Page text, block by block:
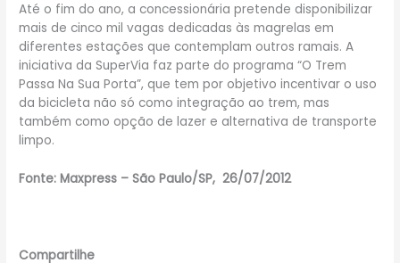
Até o fim do ano, a concessionária pretende disponibilizar
mais de cinco mil vagas dedicadas às magrelas em
diferentes estações que contemplam outros ramais. A
iniciativa da SuperVia faz parte do programa “O Trem
Passa Na Sua Porta”, que tem por objetivo incentivar o uso
da bicicleta não só como integração ao trem, mas
também como opção de lazer e alternativa de transporte
limpo.
Fonte: Maxpress – São Paulo/SP, 26/07/2012
Compartilhe